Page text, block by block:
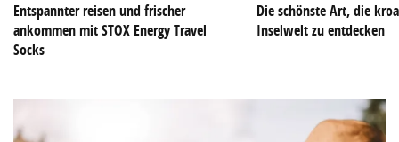
Entspannter reisen und frischer
ankommen mit STOX Energy Travel
Socks
Die schönste Art, die
Inselwelt zu entdecken